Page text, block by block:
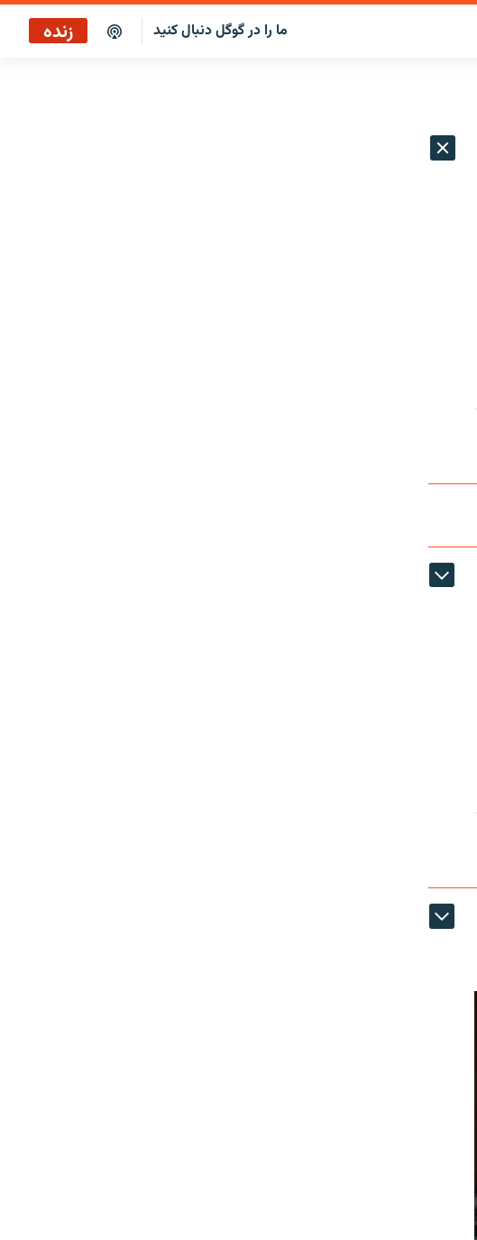
ما را در گوگل دنبال کنید زنده